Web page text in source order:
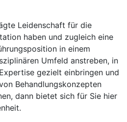
Leidenschaft für die
haben und zugleich eine
in einem
Umfeld anstreben, in
gezielt einbringen und
Behandlungskonzepten
dann bietet sich für Sie hier